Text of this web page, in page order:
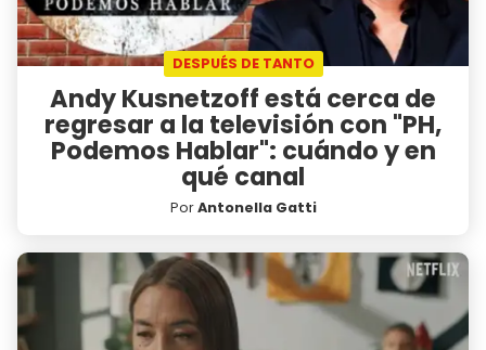
DESPUÉS DE TANTO
Andy Kusnetzoff está cerca de
regresar a la televisión con "PH,
Podemos Hablar": cuándo y en
qué canal
PorAntonella Gatti